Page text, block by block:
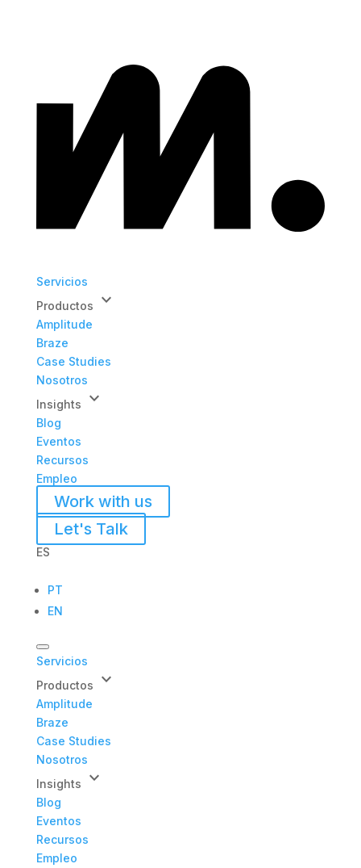
Servicios
Productos
keyboard_arrow_down
Amplitude
Braze
Case Studies
Nosotros
Insights
keyboard_arrow_down
Blog
Eventos
Recursos
Empleo
Work with us
Let's Talk
ES
PT
EN
Servicios
Productos
keyboard_arrow_down
Amplitude
Braze
Case Studies
Nosotros
Insights
keyboard_arrow_down
Blog
Eventos
Recursos
Empleo